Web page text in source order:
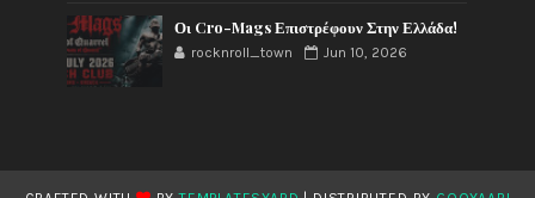
Οι Cro-Mags Επιστρέφουν Στην Ελλάδα!
rocknroll_town Jun 10, 2026